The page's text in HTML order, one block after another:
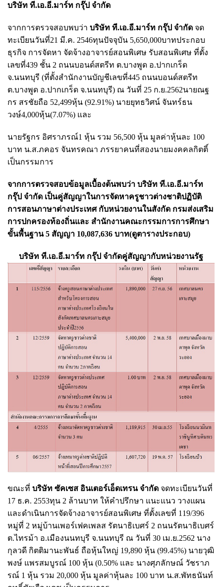
บริษัท ที.เอ.อี.มาร์ท กรุ๊ป จำกัด
จากการตรวจสอบพบว่า บริษัท ที.เอ.อี.มาร์ท กรุ๊ป จำกัด จด
ทะเบียนวันที่21 มี.ค. 2546ทุนปัจจุบัน 5,650,000บาทประกอบ
ธุรกิจ การจัดหา จัดจ้างอาจารย์สอนพิเศษ รับสอนพิเศษ ที่ตั้ง
เลขที่439 ชั้น 2 ถนนบอนด์สตรีท ต.บางพูด อ.ปากเกร็ด
จ.นนทบุรี (ที่ตั้งสำนักงานบัญชีเลขที่445 ถนนบอนด์สตรีท
ต.บางพูด อ.ปากเกร็ด จ.นนทบุรี) ณ วันที่ 25 ก.ย.2562นายณฐ
กร สรชัยถือ 52,499หุ้น (92.91%) นายยุทธวิศน์ จันทร์ธน
วงษ์4,000หุ้น(7.07%) และ
นายรัฐกร อิศราภรณ์1 หุ้น รวม 56,500 หุ้น มูลค่าหุ้นละ 100
บาท น.ส.ภคอร จันทรคณา ภรรยาคนที่สองนายมงคคลกิตติ์
เป็นกรรมการ
จากการตรวจสอบข้อมูลเบื้องต้นพบว่า บริษัท ที.เอ.อี.มาร์ท
กรุ๊ป จำกัด เป็นคู่สัญญาในการจัดหาครูชาวต่างชาติปฏิบัติ
การสอนภาษาต่างประเทศ กับหน่วยงานในสังกัด กรมส่งเสริม
การปกครองท้องถิ่นและ สำนักงานคณะกรรมการการศึกษา
ขั้นพื้นฐาน 5 สัญญา 10,087,636 บาท(ดูตารางประกอบ)
บริษัท ที.เอ.อี.มาร์ท กรุ๊ป จำกัดคู่สัญญากับหน่วยงานรัฐ
ขณะที่ บริษัท ซัคเซส อินเตอร์เอ็ดเทรน จำกัด จดทะเบียนวันที่
17 ธ.ค. 2553ทุน 2 ล้านบาท ให้คำปรึกษา แนะแนว วางแผน
และดำเนินการจัดจ้างอาจารย์สอนพิเศษ ที่ตั้งเลขที่ 119/396
หมู่ที่ 2 หมู่บ้านเพอร์เฟคเพลส รัตนาธิเบศร์ 2 ถนนรัตนาธิเบศร์
ต.ไทรม้า อ.เมืองนนทบุรี จ.นนทบุรี ณ วันที่ 30 เม.ย.2562 นาง
กุลวดี กิตติมานะพันธ์ ถือหุ้นใหญ่ 19,890 หุ้น (99.45%) นายวุฒิ
พงษ์ แพรสมบูรณ์ 100 หุ้น (0.50% และ นางศุภลักษณ์ วัชราภ
รณ์ 1 หุ้น รวม 20,000 หุ้น มูลค่าหุ้นละ 100 บาท น.ส.พัทธนันท์